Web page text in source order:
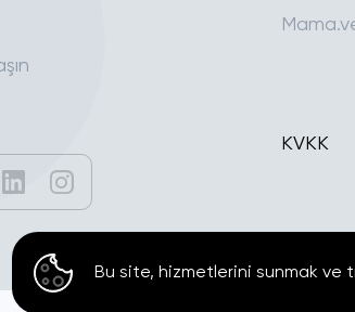
KVKK
Bu site, hizmetlerini sunmak ve